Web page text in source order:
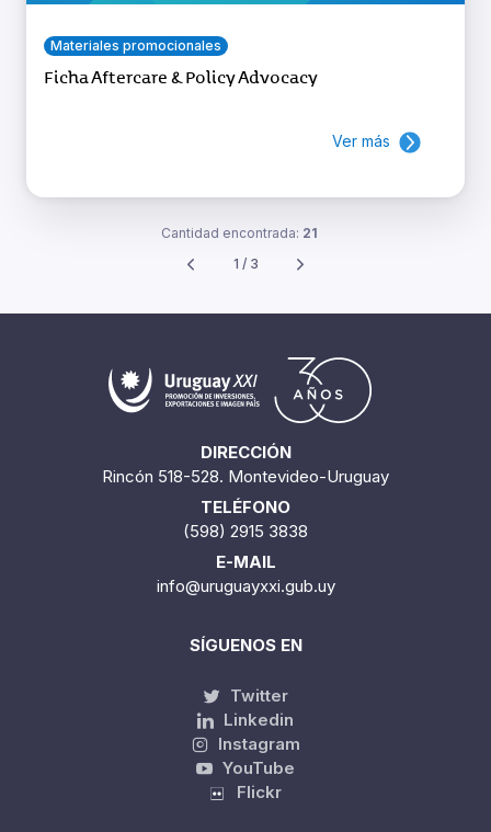
Materiales promocionales
Ficha Aftercare & Policy Advocacy
Ver más
Cantidad encontrada: 21
1 / 3
DIRECCIÓN
Rincón 518-528. Montevideo-Uruguay
TELÉFONO
(598) 2915 3838
E-MAIL
info@uruguayxxi.gub.uy
SÍGUENOS EN
Twitter
Linkedin
Instagram
YouTube
Flickr